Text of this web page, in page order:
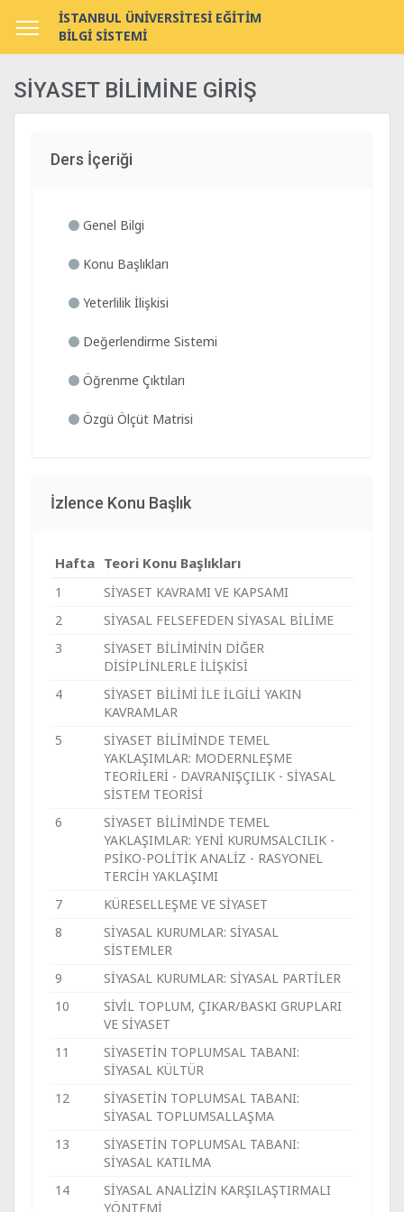
İSTANBUL ÜNİVERSİTESİ EĞİTİM
BİLGİ SİSTEMİ
SİYASET BİLİMİNE GİRİŞ
Ders İçeriği
Genel Bilgi
Konu Başlıkları
Yeterlilik İlişkisi
Değerlendirme Sistemi
Öğrenme Çıktıları
Özgü Ölçüt Matrisi
İzlence Konu Başlık
Hafta Teori Konu Başlıkları
1
SİYASET KAVRAMI VE KAPSAMI
2
SİYASAL FELSEFEDEN SİYASAL BİLİME
3
SİYASET BİLİMİNİN DİĞER
DİSİPLİNLERLE İLİŞKİSİ
4
SİYASET BİLİMİ İLE İLGİLİ YAKIN
KAVRAMLAR
5
SİYASET BİLİMİNDE TEMEL
YAKLAŞIMLAR: MODERNLEŞME
TEORİLERİ - DAVRANIŞÇILIK - SİYASAL
SİSTEM TEORİSİ
6
SİYASET BİLİMİNDE TEMEL
YAKLAŞIMLAR: YENİ KURUMSALCILIK -
PSİKO-POLİTİK ANALİZ - RASYONEL
TERCİH YAKLAŞIMI
7
KÜRESELLEŞME VE SİYASET
8
SİYASAL KURUMLAR: SİYASAL
SİSTEMLER
9
SİYASAL KURUMLAR: SİYASAL PARTİLER
10
SİVİL TOPLUM, ÇIKAR/BASKI GRUPLARI
VE SİYASET
11
SİYASETİN TOPLUMSAL TABANI:
SİYASAL KÜLTÜR
12
SİYASETİN TOPLUMSAL TABANI:
SİYASAL TOPLUMSALLAŞMA
13
SİYASETİN TOPLUMSAL TABANI:
SİYASAL KATILMA
14
SİYASAL ANALİZİN KARŞILAŞTIRMALI
YÖNTEMİ